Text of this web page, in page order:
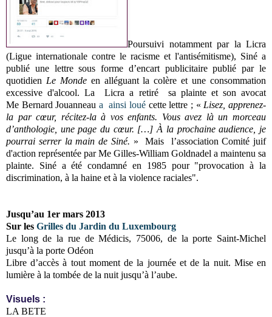
Poursuivi notamment par la Licra
(Ligue internationale contre le racisme et l'antisémitisme), Siné a
publié une lettre sous forme d’encart publicitaire publié par le
quotidien Le Mondeen alléguant la colère et une consommation
excessive d'alcool. LaLicra a retiré sa plainte et son avocat
Me Bernard Jouanneaua ainsi loué cette lettre ; « Lisez, apprenez-
la par cœur, récitez-la à vos enfants. Vous avez là un morceau
d’anthologie, une page du cœur. […] À la prochaine audience, je
pourrai serrer la main de Siné. » Mais
l’association Comité juif
d'action représentée par Me Gilles-William Goldnadel a maintenu sa
plainte. Siné a été condamné en 1985pour "provocation à la
discrimination, à la haine et à la violence raciales".
Jusqu’au 1er mars 2013
Sur les Grilles du Jardin du Luxembourg
Le long de la rue de Médicis, 75006, de la porte Saint-Michel
jusqu’à la porte Odéon
Libre d’accès à tout moment de la journée et de la nuit. Mise en
lumière à la tombée de la nuit jusqu’à l’aube.
Visuels :
LA BETE